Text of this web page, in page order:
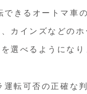
きるオートマ車
カインズなどの
選べるようになり
転可否の正確な